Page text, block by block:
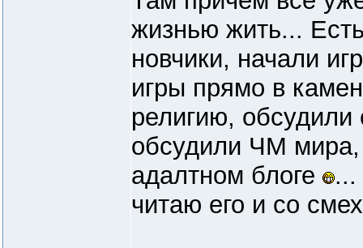
жизнью жить...
новчики, начали
игры прямо в
религию, обсудили
обсудили ЧМ мира,
адалтном блоге
...
читаю его и со